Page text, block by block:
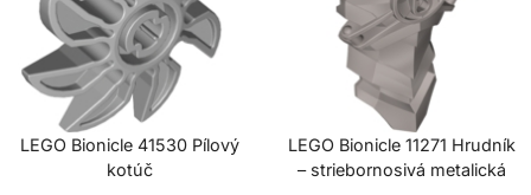
LEGO Bionicle 41530 Pílový
kotúč
LEGO Bionicle 11271 Hrudník
– striebornosivá metalická